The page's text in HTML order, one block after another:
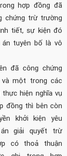
hợp đồng đã
chứng trừ trường
tiết, sự kiện đó
tuyên bố là vô
đã công chứng
và một trong các
thực hiện nghĩa vụ
đồng thì bên còn
khởi kiện yêu
giải quyết trừ
có thoả thuận